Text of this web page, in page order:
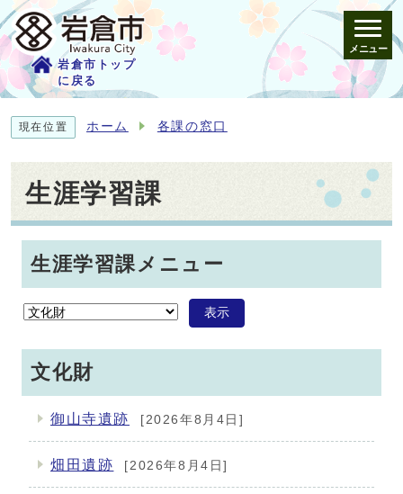
岩倉市トップ
に戻る
メニュー
現在位置 ホーム 各課の窓口
生涯学習課
生涯学習課メニュー
表示
文化財
御山寺遺跡 [2026年8月4日]
畑田遺跡 [2026年8月4日]